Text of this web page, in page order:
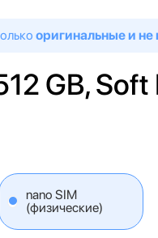
оригинальные и не
GB, Soft
nano SIM
(физические)